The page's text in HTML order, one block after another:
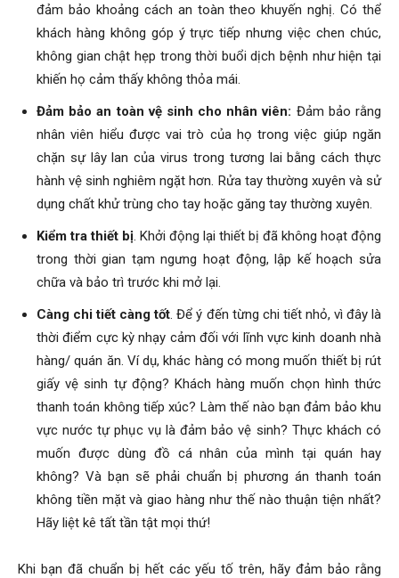
đảm bảo khoảng cách an toàn theo khuyến nghị. Có thể
khách hàng không góp ý trực tiếp nhưng việc chen chúc,
không gian chật hẹp trong thời buổi dịch bệnh như hiện tại
khiến họ cảm thấy không thỏa mái.
Đảm bảo an toàn vệ sinh cho nhân viên: Đảm bảo rằng
nhân viên hiểu được vai trò của họ trong việc giúp ngăn
chặn sự lây lan của virus trong tương lai bằng cách thực
hành vệ sinh nghiêm ngặt hơn. Rửa tay thường xuyên và sử
dụng chất khử trùng cho tay hoặc găng tay thường xuyên.
Kiểm tra thiết bị. Khởi động lại thiết bị đã không hoạt động
trong thời gian tạm ngưng hoạt động, lập kế hoạch sửa
chữa và bảo trì trước khi mở lại.
Càng chi tiết càng tốt. Để ý đến từng chi tiết nhỏ, vì đây là
thời điểm cực kỳ nhạy cảm đối với lĩnh vực kinh doanh nhà
hàng/ quán ăn. Ví dụ, khác hàng có mong muốn thiết bị rút
giấy vệ sinh tự động? Khách hàng muốn chọn hình thức
thanh toán không tiếp xúc? Làm thế nào bạn đảm bảo khu
vực nước tự phục vụ là đảm bảo vệ sinh? Thực khách có
muốn được dùng đồ cá nhân của mình tại quán hay
không? Và bạn sẽ phải chuẩn bị phương án thanh toán
không tiền mặt và giao hàng như thế nào thuận tiện nhất?
Hãy liệt kê tất tần tật mọi thứ!
Khi bạn đã chuẩn bị hết các yếu tố trên, hãy đảm bảo rằng